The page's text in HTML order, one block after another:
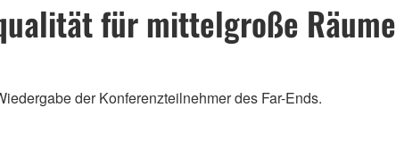
für mittelgroße Räume
der Konferenzteilnehmer des Far-Ends.